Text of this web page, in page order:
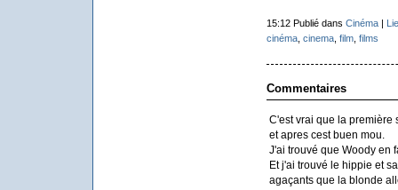
15:12 Publié dans Cinéma|
cinéma, cinema, film, films
Commentaires
C'est vrai que la première
et apres cest buen mou.
J'ai trouvé que Woody en
Et j'ai trouvé le hippie et
agaçants que la blonde